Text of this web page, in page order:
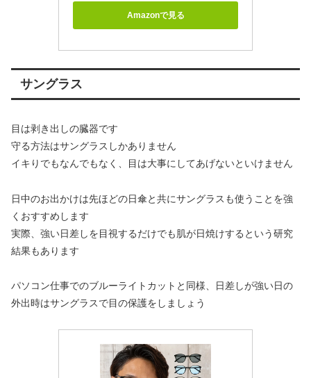
Amazonで見る
サングラス
目は剥き出しの臓器です
守る方法はサングラスしかありません
イキりでもなんでもなく、目は大事にしてあげないといけません
日中のお出かけは先ほどの日傘と共にサングラスも使うことを強
くおすすめします
実際、強い日差しを目視するだけでも肌が日焼けするという研究
結果もあります
パソコン仕事でのブルーライトカットと同様、日差しが強い日の
外出時はサングラスで目の保護をしましょう